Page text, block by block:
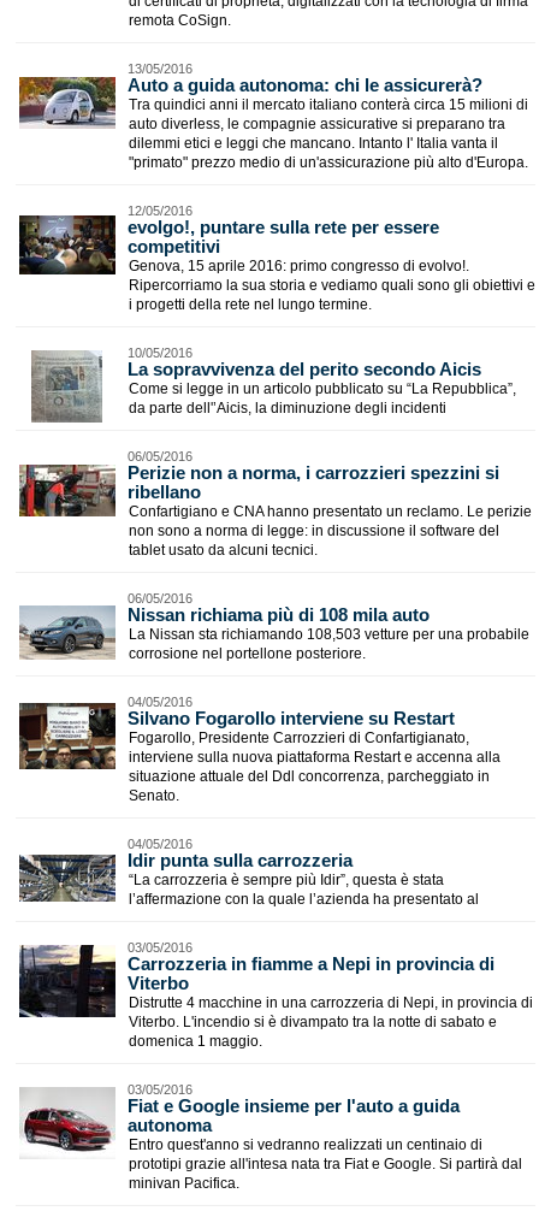
remota CoSign.
13/05/2016
Auto a guida autonoma: chi le assicurerà?
Tra quindici anni il mercato italiano conterà circa 15 milioni di
auto diverless, le compagnie assicurative si preparano tra
dilemmi etici e leggi che mancano. Intanto l' Italia vanta il
"primato" prezzo medio di un'assicurazione più alto d'Europa.
12/05/2016
evolgo!, puntare sulla rete per essere
competitivi
Genova, 15 aprile 2016: primo congresso di evolvo!.
Ripercorriamo la sua storia e vediamo quali sono gli obiettivi e
i progetti della rete nel lungo termine.
10/05/2016
La sopravvivenza del perito secondo Aicis
Come si legge in un articolo pubblicato su “La Repubblica”,
da parte dell'’Aicis, la diminuzione degli incidenti
06/05/2016
Perizie non a norma, i carrozzieri spezzini si
ribellano
Confartigiano e CNA hanno presentato un reclamo. Le perizie
non sono a norma di legge: in discussione il software del
tablet usato da alcuni tecnici.
06/05/2016
Nissan richiama più di 108 mila auto
La Nissan sta richiamando 108,503 vetture per una probabile
corrosione nel portellone posteriore.
04/05/2016
Silvano Fogarollo interviene su Restart
Fogarollo, Presidente Carrozzieri di Confartigianato,
interviene sulla nuova piattaforma Restart e accenna alla
situazione attuale del Ddl concorrenza, parcheggiato in
Senato.
04/05/2016
Idir punta sulla carrozzeria
“La carrozzeria è sempre più Idir”, questa è stata
l’affermazione con la quale l’azienda ha presentato al
03/05/2016
Carrozzeria in fiamme a Nepi in provincia di
Viterbo
Distrutte 4 macchine in una carrozzeria di Nepi, in provincia di
Viterbo. L'incendio si è divampato tra la notte di sabato e
domenica 1 maggio.
03/05/2016
Fiat e Google insieme per l'auto a guida
autonoma
Entro quest'anno si vedranno realizzati un centinaio di
prototipi grazie all'intesa nata tra Fiat e Google. Si partirà dal
minivan Pacifica.